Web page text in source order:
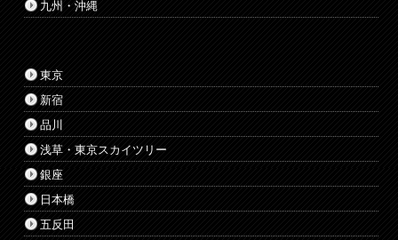
九州・沖縄
東京
新宿
品川
浅草・東京スカイツリー
銀座
日本橋
五反田